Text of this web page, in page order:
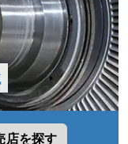
店を探す